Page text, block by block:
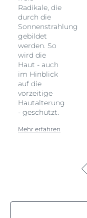
Radikale, die
durch die
Sonnenstrahlung
gebildet
werden. So
wird die
Haut - auch
im Hinblick
auf die
vorzeitige
Hautalterung
- geschützt.
Mehr erfahren